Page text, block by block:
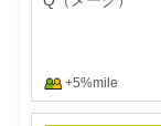
+5%mile